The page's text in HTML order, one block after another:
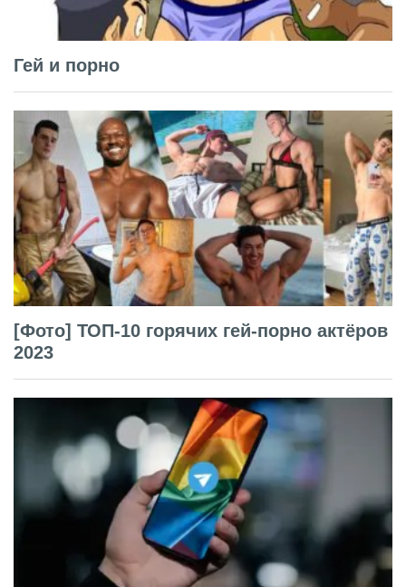
Гей и порно
[Фото] ТОП-10 горячих гей-порно актёров
2023